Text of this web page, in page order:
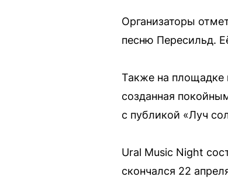
Организаторы
песню Пересильд.
Также на площадке
созданная
с публикой «Луч
Ural Music Night
скончался 22